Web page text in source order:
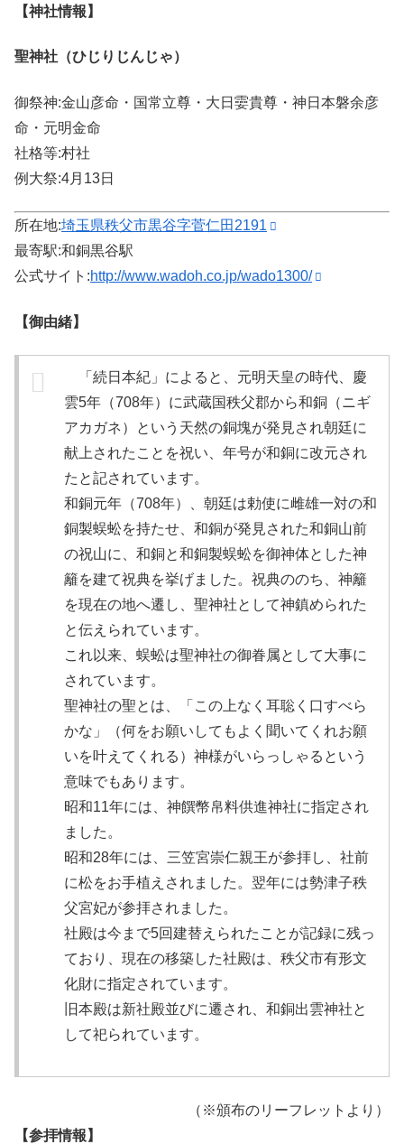
【神社情報】
聖神社（ひじりじんじゃ）
御祭神:金山彦命・国常立尊・大日孁貴尊・神日本磐余彦
命・元明金命
社格等:村社
例大祭:4月13日
所在地:埼玉県秩父市黒谷字菅仁田2191
最寄駅:和銅黒谷駅
公式サイト:http://www.wadoh.co.jp/wado1300/
【御由緒】
「続日本紀」によると、元明天皇の時代、慶
雲5年（708年）に武蔵国秩父郡から和銅（ニギ
アカガネ）という天然の銅塊が発見され朝廷に
献上されたことを祝い、年号が和銅に改元され
たと記されています。
和銅元年（708年）、朝廷は勅使に雌雄一対の和
銅製蜈蚣を持たせ、和銅が発見された和銅山前
の祝山に、和銅と和銅製蜈蚣を御神体とした神
籬を建て祝典を挙げました。祝典ののち、神籬
を現在の地へ遷し、聖神社として神鎮められた
と伝えられています。
これ以来、蜈蚣は聖神社の御眷属として大事に
されています。
聖神社の聖とは、「この上なく耳聡く口すべら
かな」（何をお願いしてもよく聞いてくれお願
いを叶えてくれる）神様がいらっしゃるという
意味でもあります。
昭和11年には、神饌幣帛料供進神社に指定され
ました。
昭和28年には、三笠宮崇仁親王が参拝し、社前
に松をお手植えされました。翌年には勢津子秩
父宮妃が参拝されました。
社殿は今まで5回建替えられたことが記録に残っ
ており、現在の移築した社殿は、秩父市有形文
化財に指定されています。
旧本殿は新社殿並びに遷され、和銅出雲神社と
して祀られています。
（※頒布のリーフレットより）
【参拝情報】